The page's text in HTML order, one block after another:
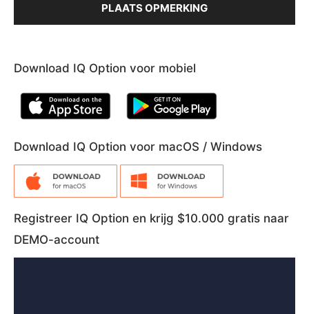
Download IQ Option voor mobiel
Download IQ Option voor macOS / Windows
Registreer IQ Option en krijg $10.000 gratis naar
DEMO-account